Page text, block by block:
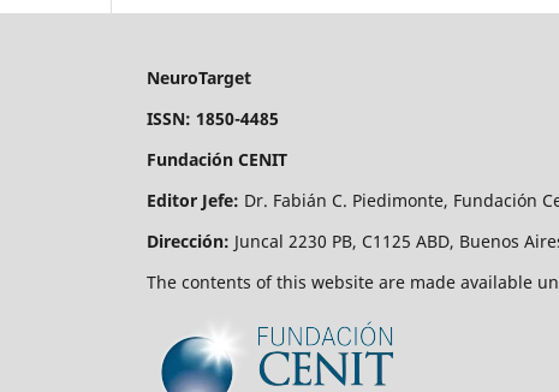
NeuroTarget
ISSN: 1850-4485
Fundación CENIT
Editor Jefe: Dr. Fabián C. Piedimonte, Fundación
Dirección: Juncal 2230 PB, C1125 ABD, Buenos
The contents of this website are made available